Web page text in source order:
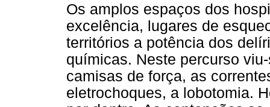
Os amplos espaços dos
excelência, lugares de
territórios a potência dos
químicas. Neste percurso
camisas de força, as
eletrochoques, a lobotomia.